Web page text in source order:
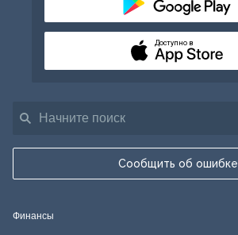
Сообщить об ошибке
Доступно в
Финансы